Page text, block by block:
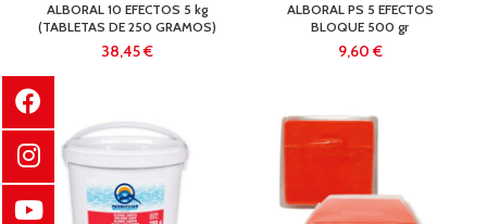
ALBORAL 10 EFECTOS 5 kg
(TABLETAS DE 250 GRAMOS)
€
ALBORAL PS 5 EFECTOS
BLOQUE 500 gr
€